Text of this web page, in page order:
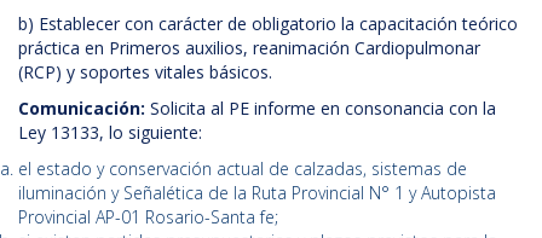
b) Establecer con carácter de obligatorio la capacitación teórico
práctica en Primeros auxilios, reanimación Cardiopulmonar
(RCP) y soportes vitales básicos.
Comunicación: Solicita al PE informe en consonancia con la
Ley 13133, lo siguiente:
el estado y conservación actual de calzadas, sistemas de
iluminación y Señalética de la Ruta Provincial N° 1 y Autopista
Provincial AP-01 Rosario-Santa fe;